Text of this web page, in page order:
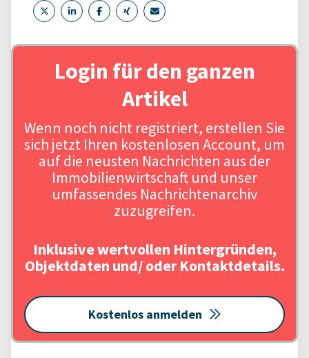
Login für den ganzen
Artikel
Wenn noch nicht registriert, erstellen Sie
sich jetzt Ihren kostenlosen Account, um
auf die neusten Nachrichten aus der
Immobilienwirtschaft und unser
umfassendes Nachrichtenarchiv
zuzugreifen.
Inklusive wertvollen Hintergründen,
Objektdaten und/ oder Kontaktdetails.
Kostenlos anmelden